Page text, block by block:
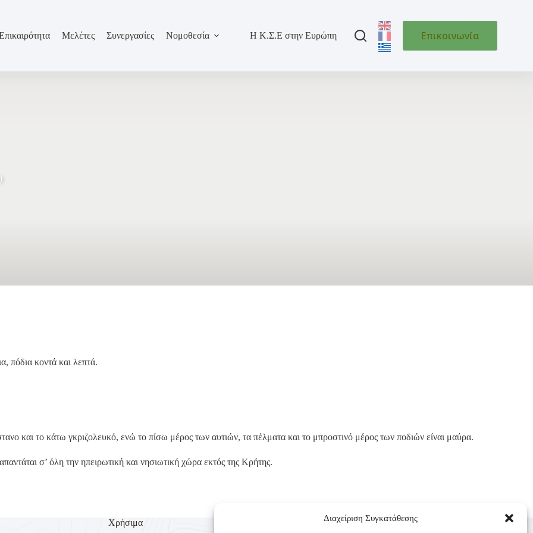
Διαχείριση Συγκατάθεσης
Μελέτες Συνεργασίες Νομοθεσία Η Κ.Σ.Ε στην Ευρώπη Επικοινωνία
πόδια κοντά και λεπτά.
και το κάτω γκριζολευκό, ενώ το πίσω μέρος των αυτιών, τα πέλματα και το μπροστινό μέρος των ποδιών είναι μαύρα.
σ’ όλη την ηπειρωτική και νησιωτική χώρα εκτός της Κρήτης.
Χρήσιμα Επικοινωνία